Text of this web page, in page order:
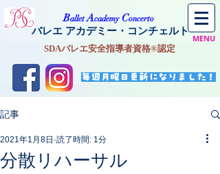
​BalletAcademyConcerto
バレエ アカデミー・コンチェルト
MENU
SDAバレエ安全指導者資格®認定
毎週月曜日更新になりました！
記事
分散リハーサル
2021年1月8日 読了時間: 1分